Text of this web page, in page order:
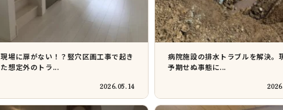
現場に扉がない！？竪穴区画工事で起き
た想定外のトラ...
2026.05.14
病院施設の排水トラブルを解決。
予期せぬ事態に...